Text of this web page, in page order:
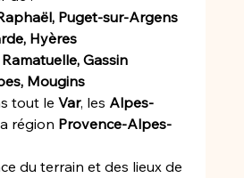
Puget-sur-Argens
Hyères
Gassin
Mougins
tout le Var, les Alpes-
région Provence-Alpes-
du terrain et des lieux de